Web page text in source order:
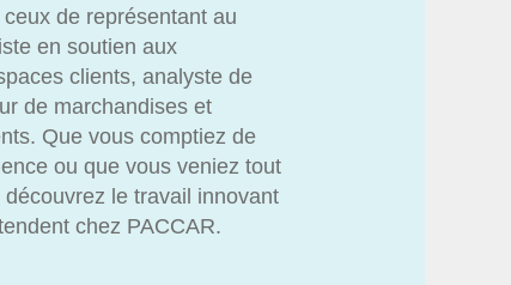
de représentant au
en soutien aux
clients, analyste de
de marchandises et
Que vous comptiez de
ou que vous veniez tout
le travail innovant
chez PACCAR.